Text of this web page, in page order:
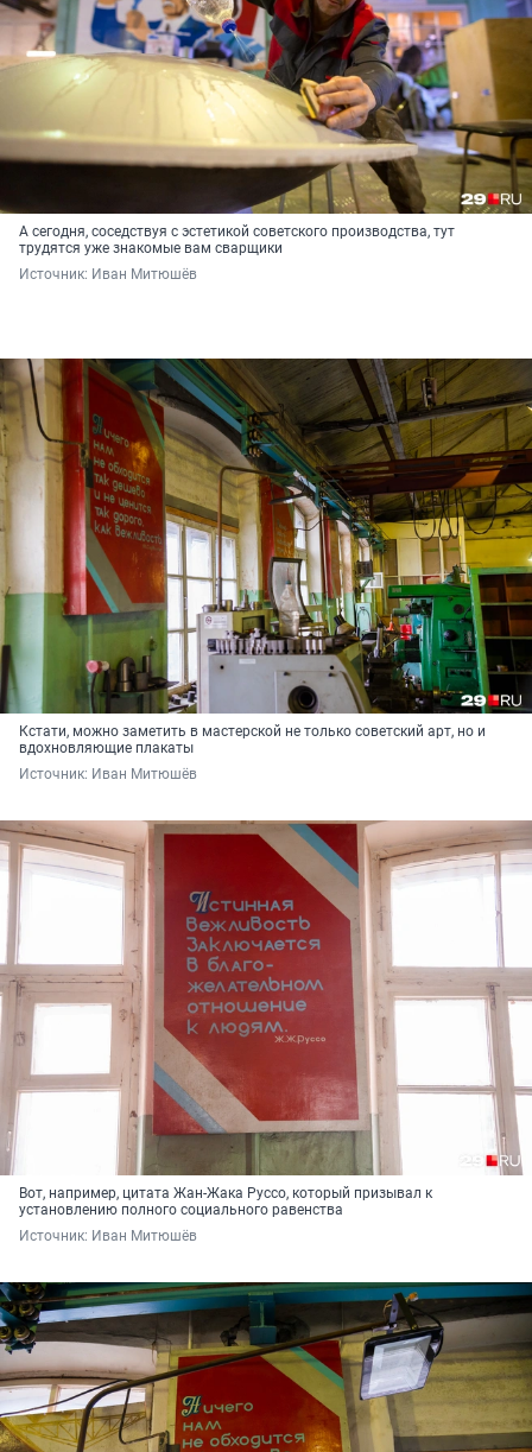
А сегодня, соседствуя с эстетикой советского производства, тут
трудятся уже знакомые вам сварщики
Источник: Иван Митюшёв
Кстати, можно заметить в мастерской не только советский арт, но и
вдохновляющие плакаты
Источник: Иван Митюшёв
Вот, например, цитата Жан-Жака Руссо, который призывал к
установлению полного социального равенства
Источник: Иван Митюшёв